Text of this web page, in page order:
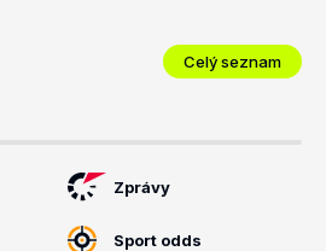
Celý seznam
Zprávy
Sport odds